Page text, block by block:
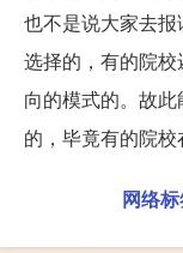
也不是说大家去
选择的，有的院
向的模式的。故
的，毕竟有的院校
网络标